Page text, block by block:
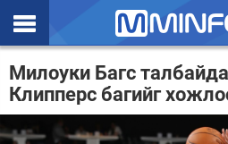
Эхлэл
Цаг агаар
Валют ханш
Милоуки Багс
Клипперс багийг